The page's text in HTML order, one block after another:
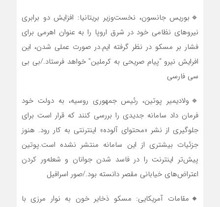
🔹بوریس جانسون، نخست‌وزیر بریتانیا: افزایش دو برابری
نیروهای نظامی خود در شرق اروپا را به عنوان اهرمی برای
فشار بر مسکو در نظر گرفته ایم.در صورت عملی شدن، این
افرایش نیرو “پیام صریحی به کرملین” خواهد فرستاد./بی بی
سی فارسی
🔹ولادیمیر پوتین، رئیس جمهوری روسیه، به دولت خود
فرمان داد سامانه جدیدی را بررسی کنند که قرار است برای
جلوگیری از نشر «محتوای آلوده» اینترنتی به کار رود. هنوز
جزئیات بیشتری از این سامانه منتشر نشده است.پوتین
پیش‌تر اینترنت را در فاسد شدن جوانان و شعله‌ور کردن
اعتراض‌های خیابانی مقصر دانسته بود./صور اسرافیل
🔸مقامات آمریکایی: مسکو ذخایر خون به نوار مرزی با